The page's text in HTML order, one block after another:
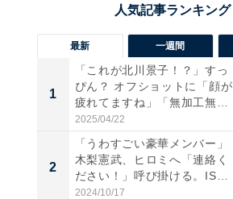
最新 一週間
1
「これが北川景子！？」すっ
ぴん？ オフショットに「顔が
疲れてますね」「無加工無
表...
2025/04/22
2
「うわすごい豪華メンバー」
木梨憲武、ヒロミへ「連絡く
ださい！」呼び掛ける。IS
S...
2024/10/17